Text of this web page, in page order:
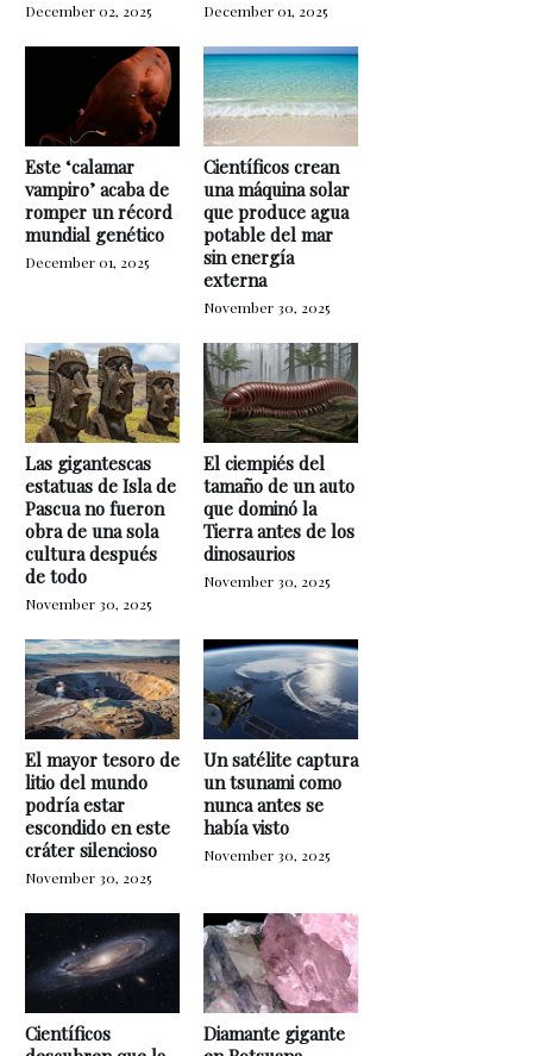
December 02, 2025 December 01, 2025
Este ‘calamar
vampiro’ acaba de
romper un récord
mundial genético
December 01, 2025
Científicos crean
una máquina solar
que produce agua
potable del mar
sin energía
externa
November 30, 2025
Las gigantescas
estatuas de Isla de
Pascua no fueron
obra de una sola
cultura después
de todo
November 30, 2025
El ciempiés del
tamaño de un auto
que dominó la
Tierra antes de los
dinosaurios
November 30, 2025
El mayor tesoro de
litio del mundo
podría estar
escondido en este
cráter silencioso
November 30, 2025
Un satélite captura
un tsunami como
nunca antes se
había visto
November 30, 2025
Científicos
Diamante gigante